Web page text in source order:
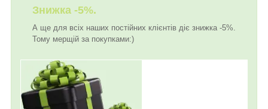
Знижка -5%.
А ще для всіх наших постійних клієнтів діє знижка -5%.
Тому мерщій за покупками:)